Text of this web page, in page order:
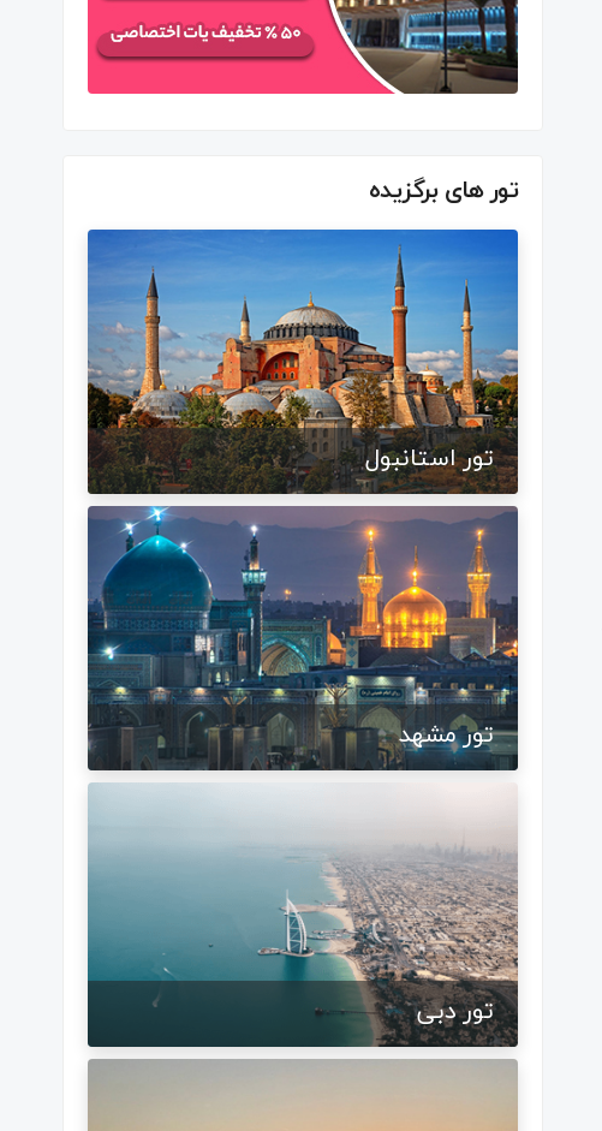
تور های برگزیده
تور استانبول
تور مشهد
تور دبی